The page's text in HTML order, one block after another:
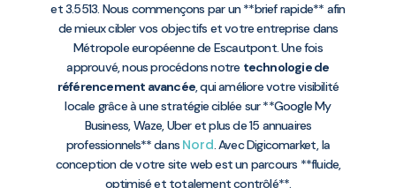
et 3.5513. Nous commençons par un **brief rapide** afin
de mieux cibler vos objectifs et votre entreprise dans
Métropole européenne de Escautpont. Une fois
approuvé, nous procédons notre technologie de
référencement avancée, qui améliore votre visibilité
locale grâce à une stratégie ciblée sur **Google My
Business, Waze, Uber et plus de 15 annuaires
professionnels** dans Nord. Avec Digicomarket, la
conception de votre site web est un parcours **fluide,
optimisé et totalement contrôlé**.